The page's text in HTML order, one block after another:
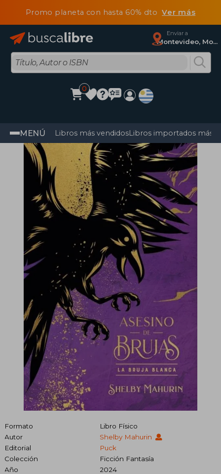
Promo planeta con hasta 60% dtoVer más
Enviar a
Montevideo, Montevideo
0
MENÚ Libros más vendidosLibros importados más
Formato
Libro Físico
Autor
Shelby Mahurin
Editorial
Puck
Colección
Ficción Fantasía
Año
2024